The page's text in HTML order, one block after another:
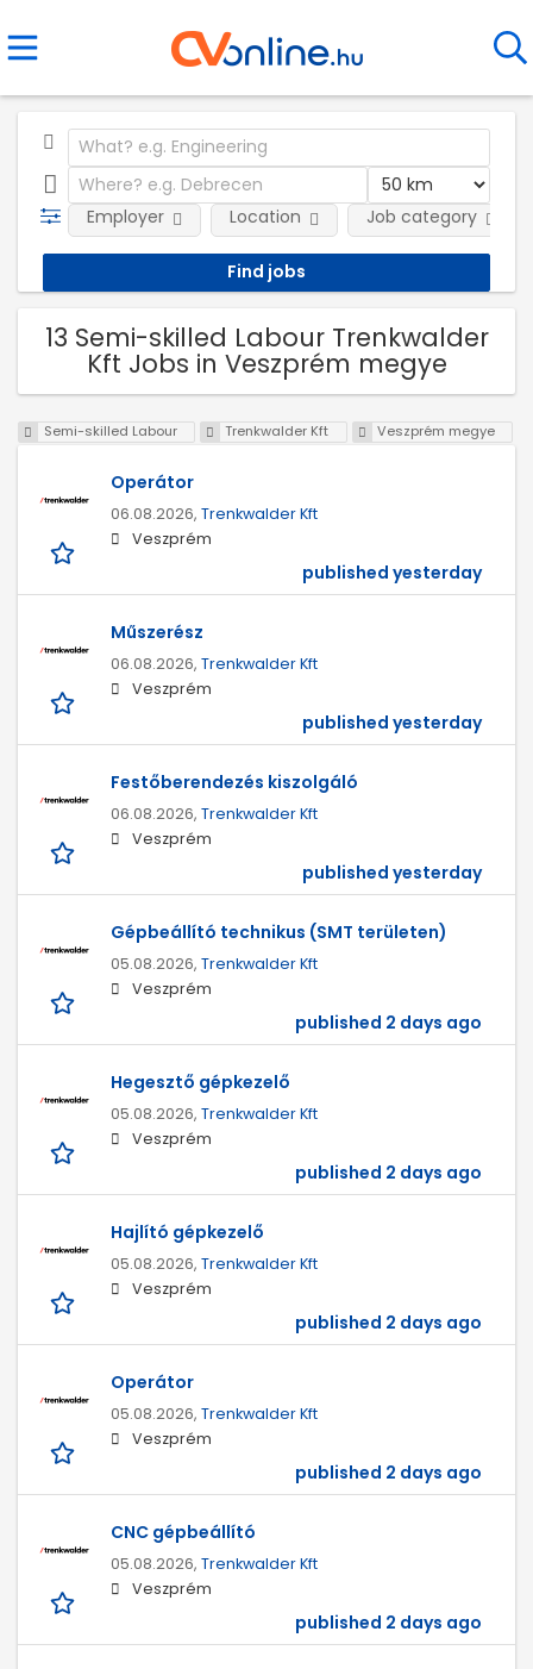
Employer Location Job category
13 Semi-skilled Labour Trenkwalder
Kft Jobs in Veszprém megye
Semi-skilled Labour Trenkwalder Kft Veszprém megye
Operátor
06.08.2026, Trenkwalder Kft
Veszprém
published yesterday
Műszerész
06.08.2026, Trenkwalder Kft
Veszprém
published yesterday
Festőberendezés kiszolgáló
06.08.2026, Trenkwalder Kft
Veszprém
published yesterday
Gépbeállító technikus (SMT területen)
05.08.2026, Trenkwalder Kft
Veszprém
published 2 days ago
Hegesztő gépkezelő
05.08.2026, Trenkwalder Kft
Veszprém
published 2 days ago
Hajlító gépkezelő
05.08.2026, Trenkwalder Kft
Veszprém
published 2 days ago
Operátor
05.08.2026, Trenkwalder Kft
Veszprém
published 2 days ago
CNC gépbeállító
05.08.2026, Trenkwalder Kft
Veszprém
published 2 days ago